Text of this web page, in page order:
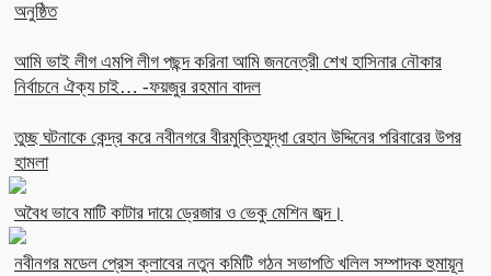
অনুষ্ঠিত
আমি ভাই লীগ এমপি লীগ পছন্দ করিনা আমি জননেত্রী শেখ হাসিনার নৌকার
নির্বাচনে ঐক্য চাই… -ফয়জুর রহমান বাদল
তুচ্ছ ঘটনাকে কেন্দ্র করে নবীনগরে বীরমুক্তিযুদ্ধা রেহান উদ্দিনের পরিবারের উপর
হামলা
অবৈধ ভাবে মাটি কাটার দায়ে ড্রেজার ও ভেকু মেশিন জব্দ।
নবীনগর মডেল প্রেস ক্লাবের নতুন কমিটি গঠন সভাপতি খলিল সম্পাদক হুমায়ূন